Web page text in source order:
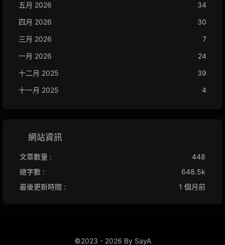
五月 2026
34
四月 2026
30
三月 2026
7
一月 2026
24
十二月 2025
39
十一月 2025
4
網站資訊
文章數量 :
448
總字數 :
648.5k
最後更新時間 :
1 個月前
©2023 - 2026 By SayA